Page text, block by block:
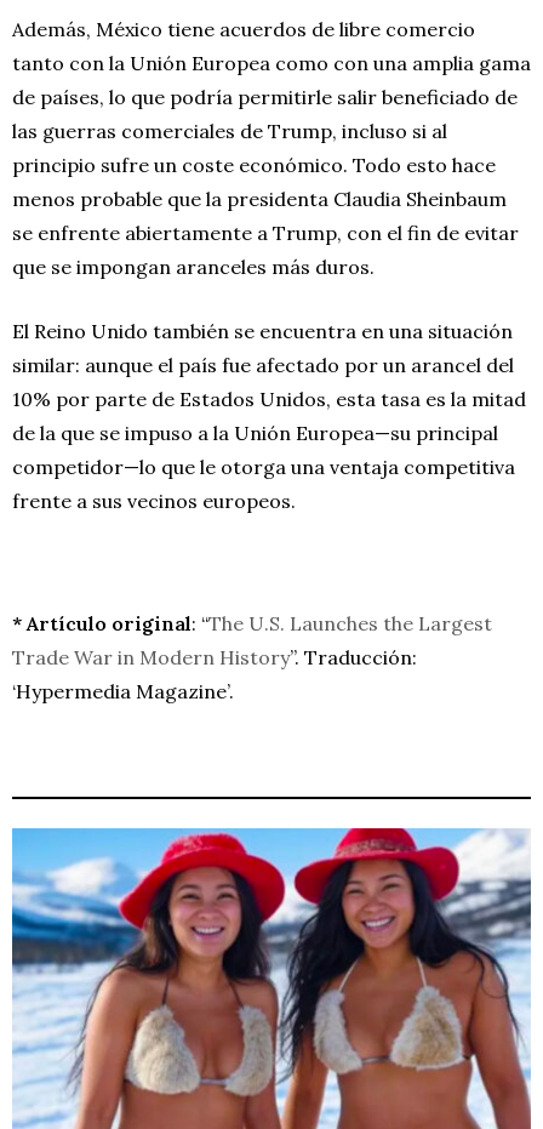
Además, México tiene acuerdos de libre comercio
tanto con la Unión Europea como con una amplia gama
de países, lo que podría permitirle salir beneficiado de
las guerras comerciales de Trump, incluso si al
principio sufre un coste económico. Todo esto hace
menos probable que la presidenta Claudia Sheinbaum
se enfrente abiertamente a Trump, con el fin de evitar
que se impongan aranceles más duros.
El Reino Unido también se encuentra en una situación
similar: aunque el país fue afectado por un arancel del
10% por parte de Estados Unidos, esta tasa es la mitad
de la que se impuso a la Unión Europea—su principal
competidor—lo que le otorga una ventaja competitiva
frente a sus vecinos europeos.
* Artículo original: “The U.S. Launches the Largest
Trade War in Modern History”. Traducción:
‘Hypermedia Magazine’.